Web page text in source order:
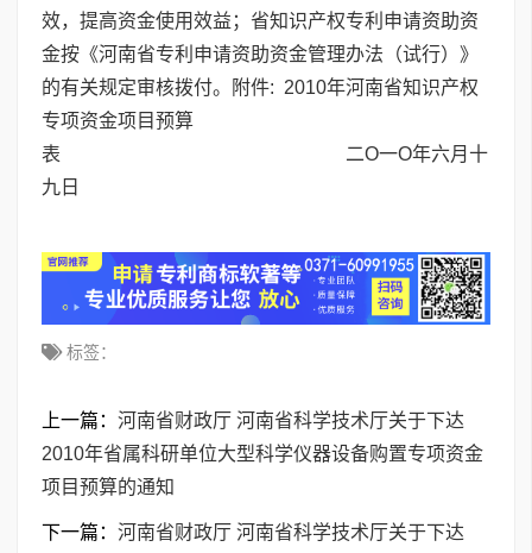
效，提高资金使用效益；省知识产权专利申请资助资
金按《河南省专利申请资助资金管理办法（试行）》
的有关规定审核拨付。附件: 2010年河南省知识产权
专项资金项目预算
表 二O一O年六月十
九日
标签：
上一篇： 河南省财政厅 河南省科学技术厅关于下达
2010年省属科研单位大型科学仪器设备购置专项资金
项目预算的通知
下一篇： 河南省财政厅 河南省科学技术厅关于下达